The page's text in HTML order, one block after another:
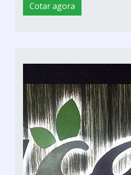
Cotar agora